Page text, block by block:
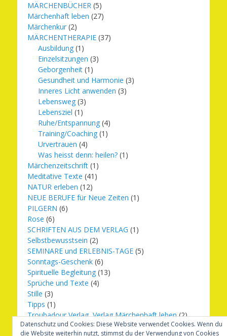
MÄRCHENBÜCHER (5)
Märchenhaft leben (27)
Märchenkur (2)
MÄRCHENTHERAPIE (37)
Ausbildung (1)
Einzelsitzungen (3)
Geborgenheit (1)
Gesundheit und Harmonie (3)
Inneres Licht anwenden (3)
Lebensweg (3)
Lebensziel (1)
Ruhe/Entspannung (4)
Training/Coaching (1)
Urvertrauen (4)
Was heisst denn: heilen? (1)
Märchenzeitschrift (1)
Meditative Texte (41)
NATUR erleben (12)
NEUE BERUFE für Neue Zeiten (1)
PILGERN (6)
Rose (6)
SCHRIFTEN AUS DEM VERLAG (1)
Selbstbewusstsein (2)
SEMINARE und ERLEBNIS-TAGE (5)
Sonntags-Geschenk (6)
Spirituelle Begleitung (13)
Sprüche und Texte (4)
Stille (3)
Tipps (1)
Troubadour Verlag, Verlag Märchenhaft leben(2)
Übungen (1)
Datenschutz und Cookies: Diese Website verwendet Cookies. Wenn du
die Website weiterhin nutzt, stimmst du der Verwendung von Cookies